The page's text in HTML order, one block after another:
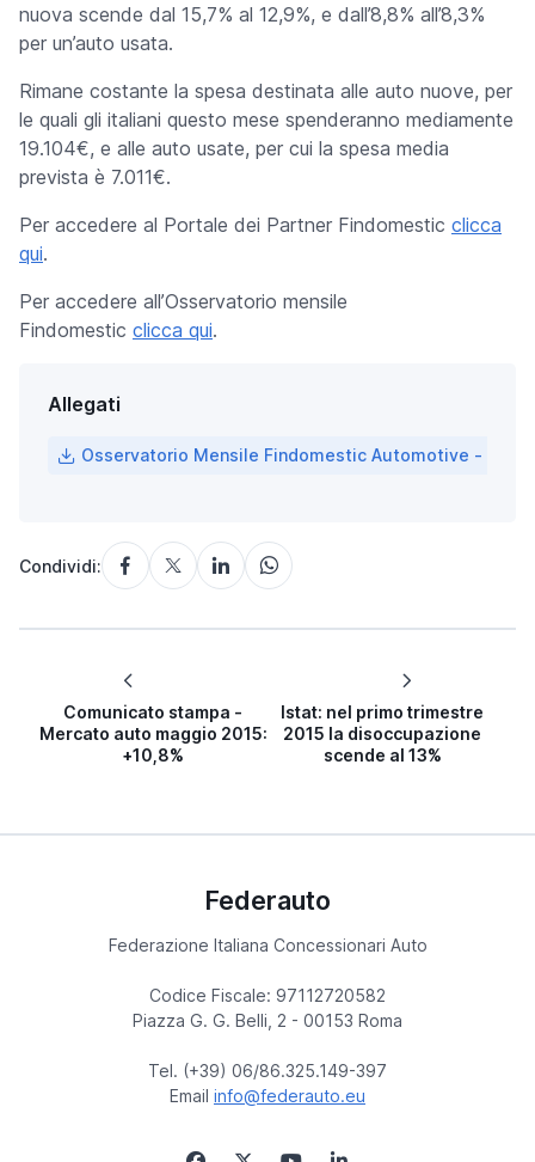
nuova scende dal 15,7% al 12,9%, e dall’8,8% all’8,3%
per un’auto usata.
Rimane costante la spesa destinata alle auto nuove, per
le quali gli italiani questo mese spenderanno mediamente
19.104€, e alle auto usate, per cui la spesa media
prevista è 7.011€.
Per accedere al Portale dei Partner Findomestic clicca
qui.
Per accedere all’Osservatorio mensile
Findomestic clicca qui.
Allegati
Osservatorio Mensile Findomestic Automotive -
Condividi:
Comunicato stampa -
Mercato auto maggio 2015:
+10,8%
Istat: nel primo trimestre
2015 la disoccupazione
scende al 13%
Federauto
Federazione Italiana Concessionari Auto
Codice Fiscale: 97112720582
Piazza G. G. Belli, 2 - 00153 Roma
Tel. (+39) 06/86.325.149-397
Email info@federauto.eu